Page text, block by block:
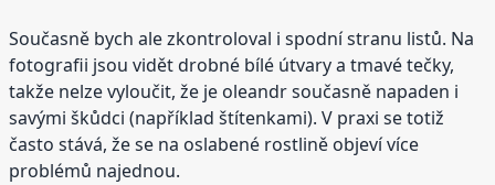
Současně bych ale zkontroloval i spodní stranu listů. Na
fotografii jsou vidět drobné bílé útvary a tmavé tečky,
takže nelze vyloučit, že je oleandr současně napaden i
savými škůdci (například štítenkami). V praxi se totiž
často stává, že se na oslabené rostlině objeví více
problémů najednou.